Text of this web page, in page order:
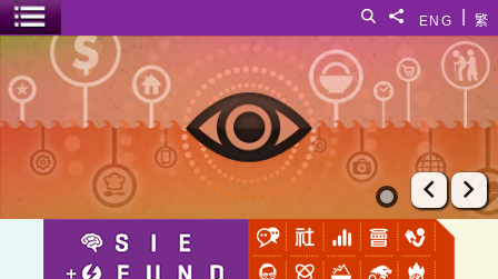
繁
ENG
分享給
搜寻
菜单开关
「动」悉希望：以优势视角模式理解及协助患有注意力缺陷/过
上一张
下